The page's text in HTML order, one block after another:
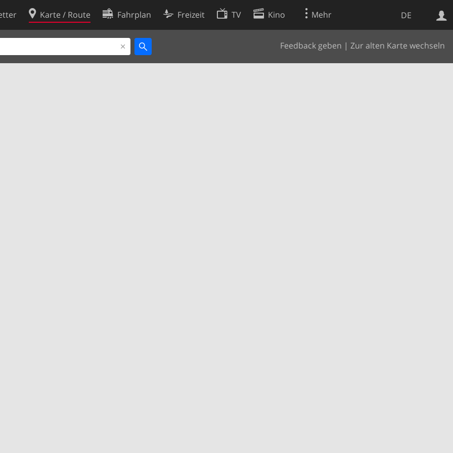
DE
Karte / Route Fahrplan Freizeit TV Kino Mehr
Feedback geben | Zur alten Karte wechseln
Websuche
Cookie-Richtlinie
Cookie-Einstellungen